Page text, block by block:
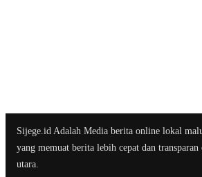
Sijege.id Adalah Media berita online lokal
yang memuat berita lebih cepat dan
utara.